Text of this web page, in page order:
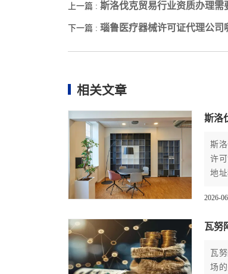
上一篇 : 斯洛伐克贸易行业资质办理需
下一篇 : 瑙鲁医疗器械许可证代理公司
相关文章
斯洛
斯
许
地
2026-
瓦努
瓦
场